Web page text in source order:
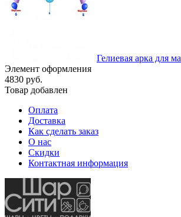
Гелиевая арка для
Элемент оформления
4830 руб.
Товар добавлен
Оплата
Доставка
Как сделать заказ
О нас
Скидки
Контактная информация